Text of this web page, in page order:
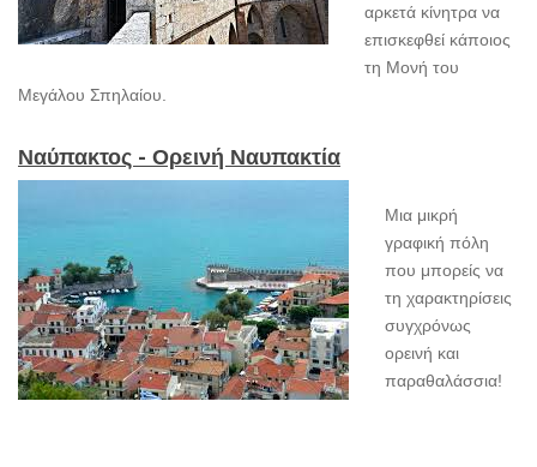
αρκετά κίνητρα να
επισκεφθεί κάποιος
τη Μονή του
Μεγάλου Σπηλαίου.
Ναύπακτος - Ορεινή Ναυπακτία
Μια μικρή
γραφική πόλη
που μπορείς να
τη χαρακτηρίσεις
συγχρόνως
ορεινή και
παραθαλάσσια!